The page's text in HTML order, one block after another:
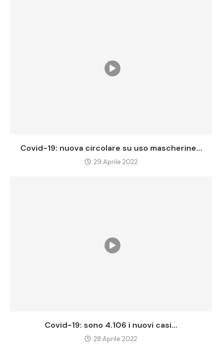
Covid-19: nuova circolare su uso mascherine...
29 Aprile 2022
Covid-19: sono 4.106 i nuovi casi...
28 Aprile 2022